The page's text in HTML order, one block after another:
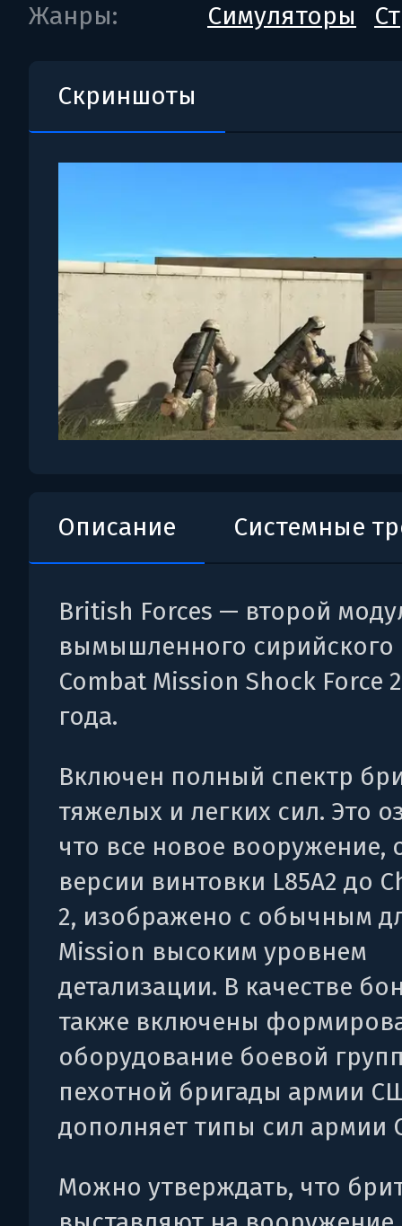
Жанры:
Симуляторы
Скриншоты
Описание Системные
British Forces — второй
вымышленного сирийского
Combat Mission Shock Force
года.
Включен полный спектр
тяжелых и легких сил. Это
что все новое вооружение,
версии винтовки L85A2 до
2, изображено с обычным
Mission высоким уровнем
детализации. В качестве
также включены
оборудование боевой
пехотной бригады армии
дополняет типы сил армии
Можно утверждать, что